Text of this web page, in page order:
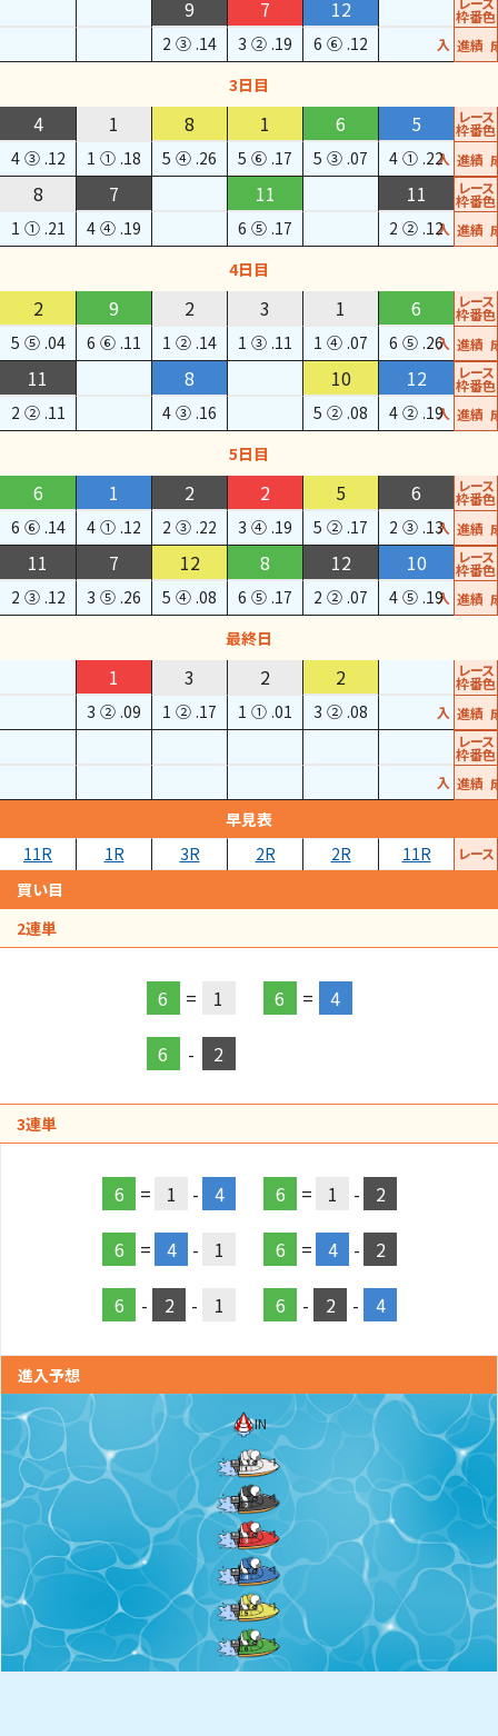
枠番色
12
7
9
成績
進入
.12
⑥
6
.19
②
3
.14
③
2
3日目
レース
枠番色
5
6
1
8
1
4
成績
進入
.22
①
4
.07
③
5
.17
⑥
5
.26
④
5
.18
①
1
.12
③
4
レース
枠番色
11
11
7
8
成績
進入
.12
②
2
.17
⑤
6
.19
④
4
.21
①
1
4日目
レース
枠番色
6
1
3
2
9
2
成績
進入
.26
⑤
6
.07
④
1
.11
③
1
.14
②
1
.11
⑥
6
.04
⑤
5
レース
枠番色
12
10
8
11
成績
進入
.19
②
4
.08
②
5
.16
③
4
.11
②
2
5日目
レース
枠番色
6
5
2
2
1
6
成績
進入
.13
③
2
.17
②
5
.19
④
3
.22
③
2
.12
①
4
.14
⑥
6
レース
枠番色
10
12
8
12
7
11
成績
進入
.19
⑤
4
.07
②
2
.17
⑤
6
.08
④
5
.26
⑤
3
.12
③
2
最終日
レース
枠番色
2
2
3
1
成績
進入
.08
②
3
.01
①
1
.17
②
1
.09
②
3
レース
枠番色
成績
進入
早見表
レース
11R
2R
2R
3R
1R
11R
買い目
2連単
6 = 1 6 = 4
6 - 2
3連単
6 = 1 - 4 6 = 1 - 2
6 = 4 - 1 6 = 4 - 2
6 - 2 - 1 6 - 2 - 4
進入予想
IN